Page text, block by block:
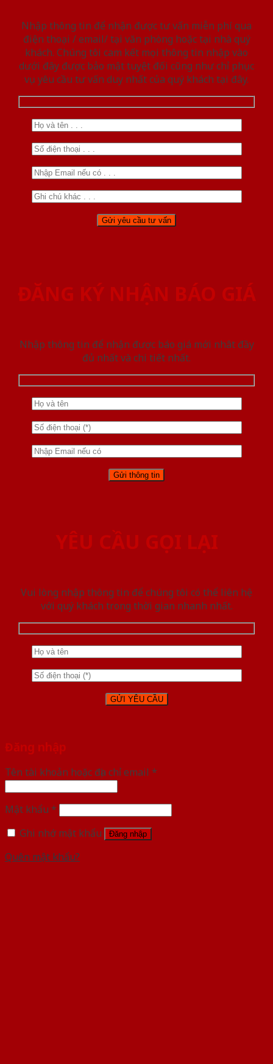
Nhập thông tin để nhận được tư vấn miễn phí qua
điện thoại / email/ tại văn phòng hoặc tại nhà quý
khách. Chúng tôi cam kết mọi thông tin nhập vào
dưới đây được bảo mật tuyệt đối cũng như chỉ phục
vụ yêu cầu tư vấn duy nhất của quý khách tại đây.
ĐĂNG KÝ NHẬN BÁO GIÁ
Nhập thông tin để nhận được báo giá mới nhât đầy
đủ nhất và chi tiết nhất.
YÊU CẦU GỌI LẠI
Vui lòng nhập thông tin để chúng tôi có thể liên hệ
với quý khách trong thời gian nhanh nhất.
Đăng nhập
Tên tài khoản hoặc địa chỉ email *
Mật khẩu *
Ghi nhớ mật khẩu
Đăng nhập
Quên mật khẩu?